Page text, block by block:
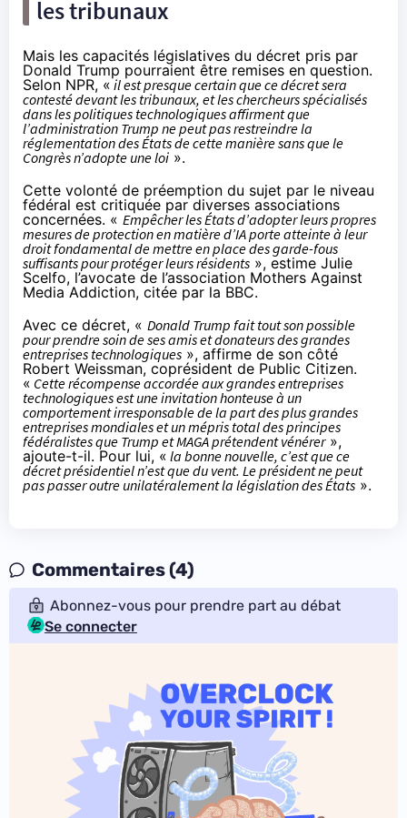
les tribunaux
Mais les capacités législatives du décret pris par
Donald Trump pourraient être remises en question.
Selon NPR, «il est presque certain que ce décret sera
contesté devant les tribunaux, et les chercheurs spécialisés
dans les politiques technologiques affirment que
l’administration Trump ne peut pas restreindre la
réglementation des États de cette manière sans que le
Congrès n’adopte une loi ».
Cette volonté de préemption du sujet par le niveau
fédéral est critiquée par diverses associations
concernées. « Empêcher les États d’adopter leurs propres
mesures de protection en matière d’IA porte atteinte à leur
droit fondamental de mettre en place des garde-fous
suffisants pour protéger leurs résidents », estime Julie
Scelfo, l’avocate de l’association Mothers Against
Media Addiction, citée par la BBC.
Avec ce décret, « Donald Trump fait tout son possible
pour prendre soin de ses amis et donateurs des grandes
entreprises technologiques », affirme de son côté
Robert Weissman, coprésident de Public Citizen.
« Cette récompense accordée aux grandes entreprises
technologiques est une invitation honteuse à un
comportement irresponsable de la part des plus grandes
entreprises mondiales et un mépris total des principes
fédéralistes que Trump et MAGA prétendent vénérer»,
ajoute-t-il. Pour lui, « la bonne nouvelle, c’est que ce
décret présidentiel n’est que du vent. Le président ne peut
pas passer outre unilatéralement la législation des États ».
Commentaires (4)
Abonnez-vous pour prendre part au débat
Se connecter